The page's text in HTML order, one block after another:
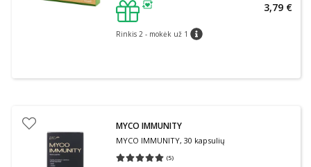
patarimas
Rinkis 2 - mokėk už 1 patarimas
3,79 €
MYCO IMMUNITY
MYCO IMMUNITY, 30 kapsulių
(5)
Vidutinis įvertinimas 5.00